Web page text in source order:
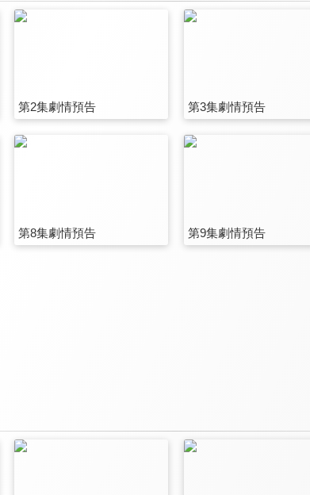
第2集劇情預告 第3集劇情預告
第8集劇情預告 第9集劇情預告